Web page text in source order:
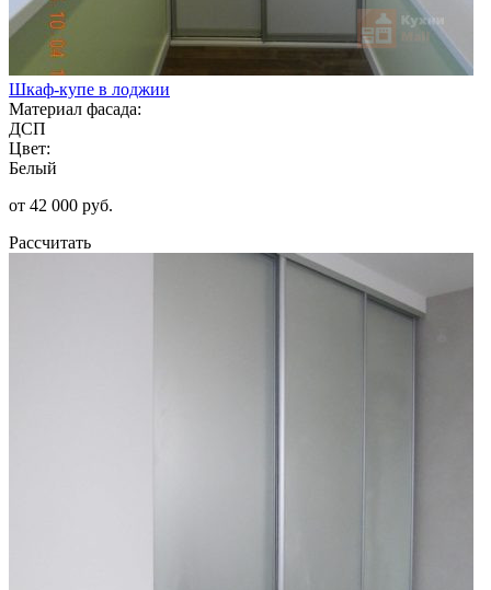
Шкаф-купе в лоджии
Материал фасада:
ДСП
Цвет:
Белый
от 42 000 руб.
Рассчитать